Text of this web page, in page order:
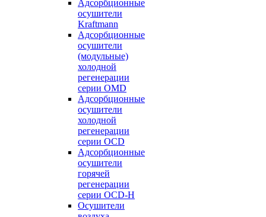
Адсорбционные
осушители
Kraftmann
Адсорбционные
осушители
(модульные)
холодной
регенерации
серии OMD
Адсорбционные
осушители
холодной
регенерации
серии OCD
Адсорбционные
осушители
горячей
регенерации
серии OСD-H
Осушители